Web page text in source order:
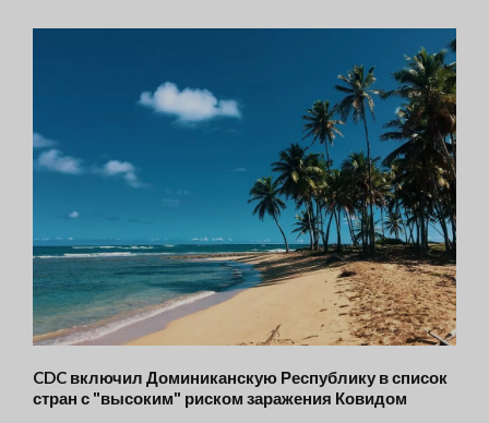
CDC включил Доминиканскую Республику в список
стран с "высоким" риском заражения Ковидом